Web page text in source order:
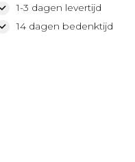
1-3 dagen levertijd
14 dagen bedenktijd